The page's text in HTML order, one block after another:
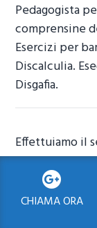
Pedagogista
comprensine
Esercizi per
Discalculia.
Disgafia.
Effettuiamo il
Rieducazione
Pedagogista
CHIAMA ORA